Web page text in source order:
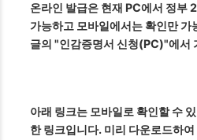
온라인 발급은 현재 PC에서 정부
가능하고 모바일에서는 확인만 가
글의 "인감증명서 신청(PC)"에서
아래 링크는 모바일로 확인할 수
한 링크입니다. 미리 다운로드하